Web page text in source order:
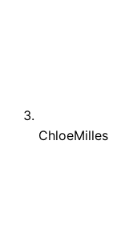
ChloeMilles